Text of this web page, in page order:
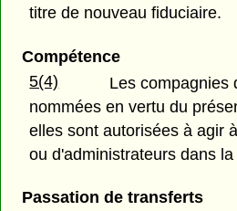
titre de nouveau fiduciaire.
Compétence
5(4)
Les compagnies
nommées en vertu du
elles sont autorisées à agir
ou d'administrateurs dans
Passation de transferts